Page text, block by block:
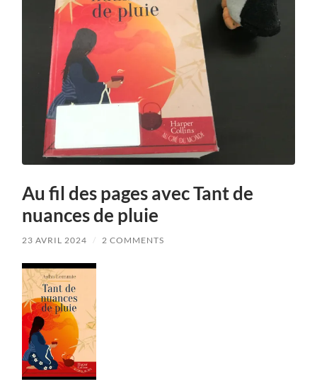
Au fil des pages avec Tant de
nuances de pluie
23 AVRIL 2024 / 2 COMMENTS